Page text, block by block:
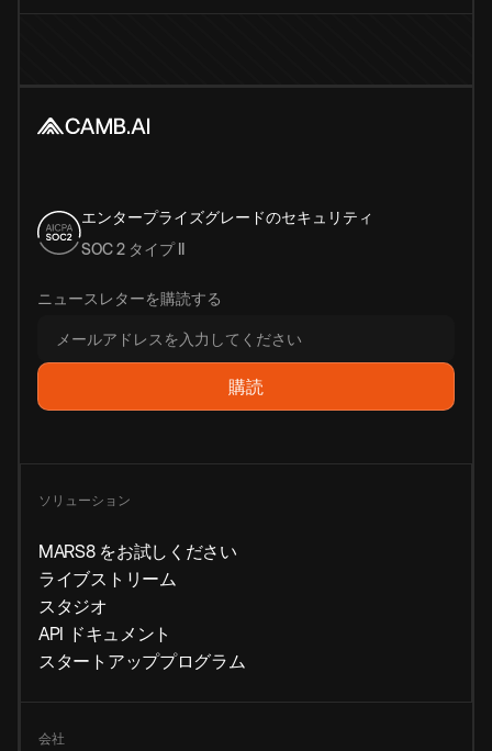
エンタープライズグレードのセキュリティ
SOC 2 タイプ II
ニュースレターを購読する
ソリューション
MARS8 をお試しください
ライブストリーム
スタジオ
API ドキュメント
スタートアッププログラム
会社